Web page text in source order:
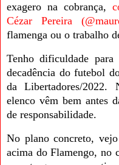
exagero na cobrança,
Cézar Pereira
flamenga ou o trabalho
Tenho dificuldade
decadência do futebol
da Libertadores/
elenco vêm bem antes
de responsabilidade.
No plano concreto,
acima do Flamengo, no